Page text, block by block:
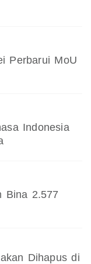
Perbarui MoU
Indonesia
Bina 2.577
Dihapus di